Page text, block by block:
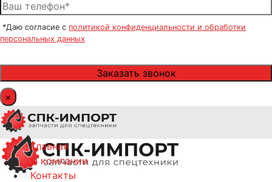
*Даю согласие с политикой конфиденциальности и обработки
персональных данных
×
Главная
О компании
Контакты